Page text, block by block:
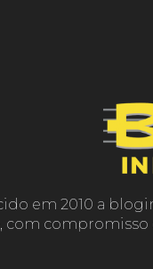
em 2010 a
com compromisso